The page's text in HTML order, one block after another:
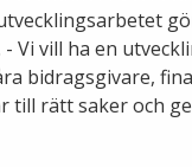
Vi vill ha en
bidragsgivare,
till rätt saker och